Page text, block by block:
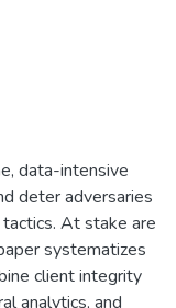
data-intensive
deter adversaries
At stake are
systematizes
client integrity
analytics, and